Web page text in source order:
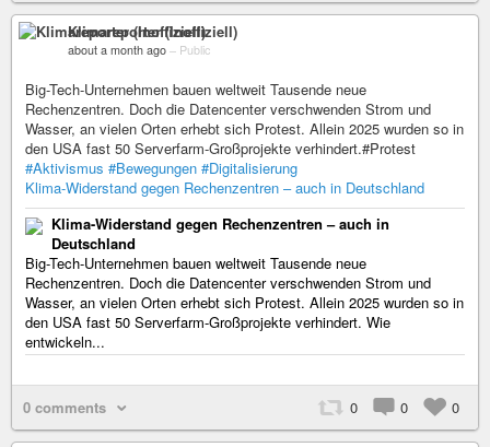
Klimareporter (Inoffiziell)
about a month ago – Public
Big-Tech-Unternehmen bauen weltweit Tausende neue
Rechenzentren. Doch die Datencenter verschwenden Strom und
Wasser, an vielen Orten erhebt sich Protest. Allein 2025 wurden so in
den USA fast 50 Serverfarm-Großprojekte verhindert.#Protest
#Aktivismus #Bewegungen #Digitalisierung
Klima-Widerstand gegen Rechenzentren – auch in Deutschland
Klima-Widerstand gegen Rechenzentren – auch in
Deutschland
Big-Tech-Unternehmen bauen weltweit Tausende neue
Rechenzentren. Doch die Datencenter verschwenden Strom und
Wasser, an vielen Orten erhebt sich Protest. Allein 2025 wurden so in
den USA fast 50 Serverfarm-Großprojekte verhindert. Wie
entwickeln...
0 comments 0 0 0